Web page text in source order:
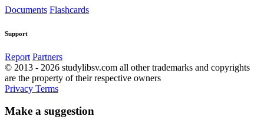
Documents Flashcards
Support
Report Partners
© 2013 - 2026 studylibsv.com all other trademarks and copyrights
are the property of their respective owners
Privacy Terms
Make a suggestion